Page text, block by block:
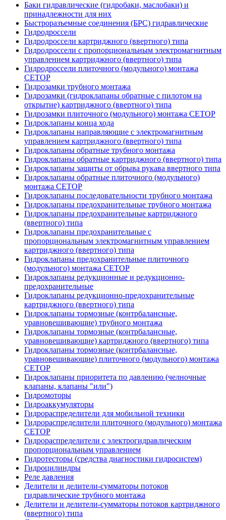
Баки гидравлические (гидробаки, маслобаки) и
принадлежности для них
Быстроразъемные соединения (БРС) гидравлические
Гидродроссели
Гидродроссели картриджного (ввертного) типа
Гидродроссели с пропорциональным электромагнитным
управлением картриджного (ввертного) типа
Гидродроссели плиточного (модульного) монтажа
CETOP
Гидрозамки трубного монтажа
Гидрозамки (гидроклапаны обратные с пилотом на
открытие) картриджного (ввертного) типа
Гидрозамки плиточного (модульного) монтажа CETOP
Гидроклапаны конца хода
Гидроклапаны направляющие с электромагнитным
управлением картриджного (ввертного) типа
Гидроклапаны обратные трубного монтажа
Гидроклапаны обратные картриджного (ввертного) типа
Гидроклапаны защиты от обрыва рукава ввертного типа
Гидроклапаны обратные плиточного (модульного)
монтажа CETOP
Гидроклапаны последовательности трубного монтажа
Гидроклапаны предохранительные трубного монтажа
Гидроклапаны предохранительные картриджного
(ввертного) типа
Гидроклапаны предохранительные с
пропорциональным электромагнитным управлением
картриджного (ввертного) типа
Гидроклапаны предохранительные плиточного
(модульного) монтажа CETOP
Гидроклапаны редукционные и редукционно-
предохранительные
Гидроклапаны редукционно-предохранительные
картриджного (ввертного) типа
Гидроклапаны тормозные (контрбалансные,
уравновешивающие) трубного монтажа
Гидроклапаны тормозные (контрбалансные,
уравновешивающие) картриджного (ввертного) типа
Гидроклапаны тормозные (контрбалансные,
уравновешивающие) плиточного (модульного) монтажа
CETOP
Гидроклапаны приоритета по давлению (челночные
клапаны, клапаны "или")
Гидромоторы
Гидроаккумуляторы
Гидрораспределители для мобильной техники
Гидрораспределители плиточного (модульного) монтажа
СЕТОР
Гидрораспределители с электрогидравлическим
пропорциональным управлением
Гидротесторы (средства диагностики гидросистем)
Гидроцилиндры
Реле давления
Делители и делители-сумматоры потоков
гидравлические трубного монтажа
Делители и делители-сумматоры потоков картриджного
(ввертного) типа